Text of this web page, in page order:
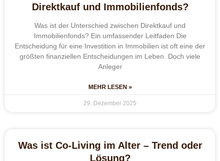
Direktkauf und Immobilienfonds?
Was ist der Unterschied zwischen Direktkauf und
Immobilienfonds? Ein umfassender Leitfaden Die
Entscheidung für eine Investition in Immobilien ist oft eine der
größten finanziellen Entscheidungen im Leben. Doch viele
Anleger
MEHR LESEN »
29. Dezember 2025
Was ist Co-Living im Alter – Trend oder
Lösung?